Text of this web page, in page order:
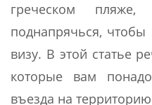
греческом пляже,
поднапрячься,
визу. В этой статье
которые вам
въезда на